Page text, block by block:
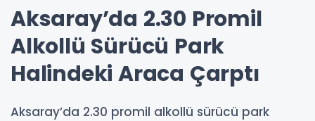
Aksaray’da 2.30 Promil
Alkollü Sürücü Park
Halindeki Araca Çarptı
Aksaray’da 2.30 promil alkollü sürücü park